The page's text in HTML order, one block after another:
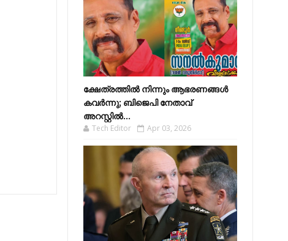
ക്ഷേത്രത്തിൽ നിന്നും ആഭരണങ്ങൾ
കവർന്നു; ബിജെപി നേതാവ്
അറസ്റ്റിൽ...
Tech Editor Apr 03, 2026